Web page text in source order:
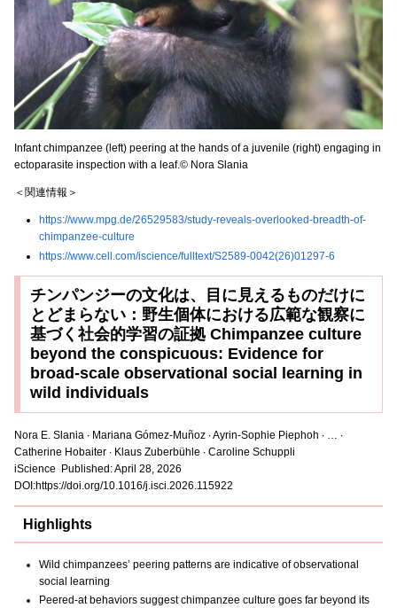
Infant chimpanzee (left) peering at the hands of a juvenile (right) engaging in
ectoparasite inspection with a leaf.© Nora Slania
＜関連情報＞
https://www.mpg.de/26529583/study-reveals-overlooked-breadth-of-
chimpanzee-culture
https://www.cell.com/iscience/fulltext/S2589-0042(26)01297-6
チンパンジーの文化は、目に見えるものだけに
とどまらない：野生個体における広範な観察に
基づく社会的学習の証拠 Chimpanzee culture
beyond the conspicuous: Evidence for
broad-scale observational social learning in
wild individuals
Nora E. Slania ∙ Mariana Gómez-Muñoz ∙ Ayrin-Sophie Piephoh ∙ … ∙
Catherine Hobaiter ∙ Klaus Zuberbühle ∙ Caroline Schuppli
iScience Published: April 28, 2026
DOI:https://doi.org/10.1016/j.isci.2026.115922
Highlights
Wild chimpanzees’ peering patterns are indicative of observational
social learning
Peered-at behaviors suggest chimpanzee culture goes far beyond its